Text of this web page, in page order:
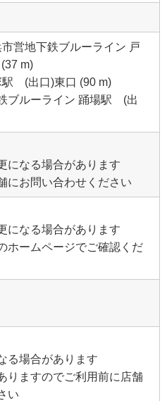
営地下鉄ブルーライン 戸
m)
駅 (出口)東口 (90 m)
ブルーライン 踊場駅 (出
になる場合があります
にお問い合わせください
になる場合があります
ホームページでご確認くだ
る場合があります
りますのでご利用前に店舗
い